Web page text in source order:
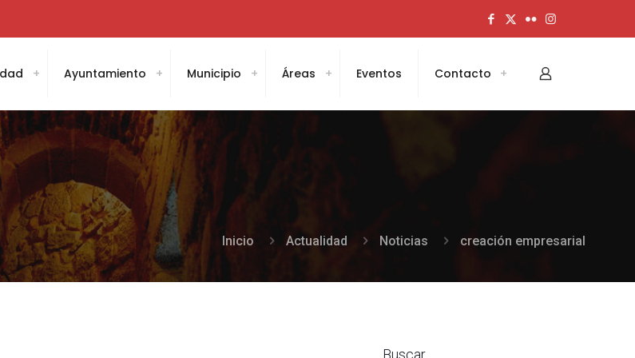
Ayuntamiento Municipio Áreas Eventos Contacto
Inicio Actualidad Noticias creación empresarial
Buscar